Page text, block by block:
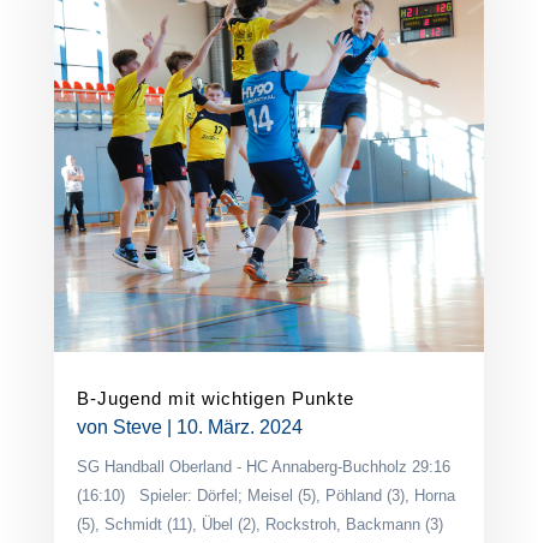
B-Jugend mit wichtigen Punkte
von Steve| 10. März. 2024
SG Handball Oberland - HC Annaberg-Buchholz 29:16
(16:10) Spieler: Dörfel; Meisel (5), Pöhland (3), Horna
(5), Schmidt (11), Übel (2), Rockstroh, Backmann (3)